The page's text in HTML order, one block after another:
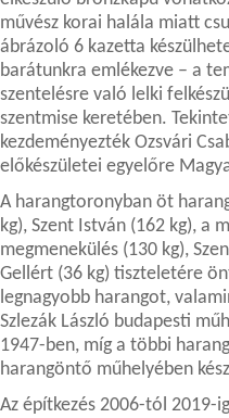
művész korai halála miatt
ábrázoló 6 kazetta
barátunkra emlékezve – a
szentelésre való lelki
szentmise keretében.
kezdeményezték Ozsvári
előkészületei egyelőre
A harangtoronyban öt
kg), Szent István (162 kg), a
megmenekülés (130 kg),
Gellért (36 kg) tiszteletére
legnagyobb harangot,
Szlezák László budapesti
1947-ben, míg a többi
harangöntő műhelyében
Az építkezés 2006-tól 2019-